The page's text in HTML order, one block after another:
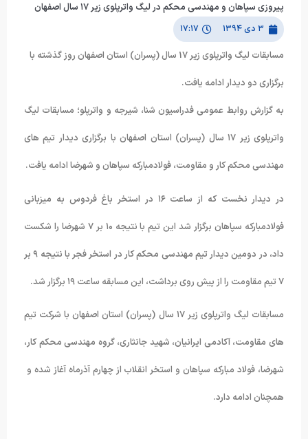
پیروزی سپاهان و مهندسی محکم در لیگ واترپلوی زیر ۱۷ سال اصفهان
۳ دی ۱۳۹۴ ۱۷:۱۷
مسابقات لیگ واترپلوی زیر 17 سال (پسران) استان اصفهان روز گذشته با
برگزاری دو دیدار ادامه یافت.
به گزارش روابط عمومی فدراسیون شنا، شیرجه و واترپلو؛ مسابقات لیگ
واترپلوی زیر ۱۷ سال (پسران) استان اصفهان با برگزاری دیدار تیم های
مهندسی محکم کار و مقاومت، فولادمبارکه سپاهان و شهرضا ادامه یافت.
در دیدار نخست که از ساعت ۱۶ در استخر باغ فردوس به میزبانی
فولادمبارکه سپاهان برگزار شد این تیم با نتیجه ۱۰ بر ۷ شهرضا را شکست
داد، در دومین دیدار تیم مهندسی محکم کار در استخر فجر با نتیجه ۹ بر
۷ تیم مقاومت را از پیش روی برداشت، این مسابقه ساعت ۱۹ برگزار شد.
مسابقات لیگ واترپلوی زیر ۱۷ سال (پسران) استان اصفهان با شرکت تیم
های مقاومت، آکادمی ایرانیان، شهید جانثاری، گروه مهندسی محکم کار،
شهرضا، فولاد مبارکه سپاهان و استخر انقلاب از چهارم آذرماه آغاز شده و
همچنان ادامه دارد.